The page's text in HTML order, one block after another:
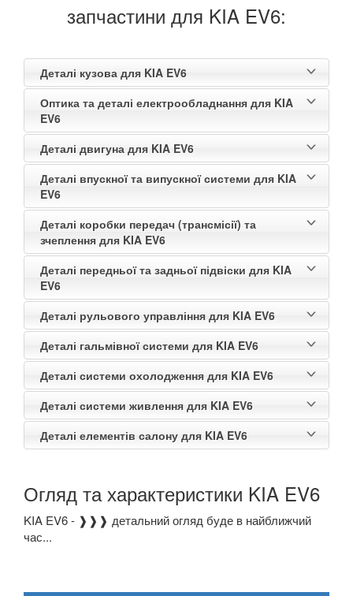
запчастини для KIA EV6:
Деталі кузова для KIA EV6
Оптика та деталі електрообладнання для KIA
EV6
Деталі двигуна для KIA EV6
Деталі впускної та випускної системи для KIA
EV6
Деталі коробки передач (трансмісії) та
зчеплення для KIA EV6
Деталі передньої та задньої підвіски для KIA
EV6
Деталі рульового управління для KIA EV6
Деталі гальмівної системи для KIA EV6
Деталі системи охолодження для KIA EV6
Деталі системи живлення для KIA EV6
Деталі елементів салону для KIA EV6
Огляд та характеристики KIA EV6
KIA EV6 - ❱❱❱ детальний огляд буде в найближчий
час...